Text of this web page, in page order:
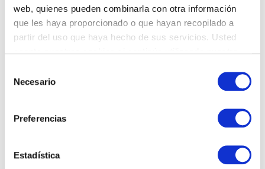
web, quienes pueden combinarla con otra información
que les haya proporcionado o que hayan recopilado a
partir del uso que haya hecho de sus servicios. Usted
Necesario
Preferencias
Estadística